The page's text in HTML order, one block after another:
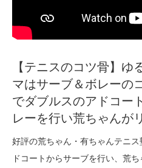
【テニスのコツ骨】
マはサーブ＆ボレーの
でダブルスのアドコー
レーを行い荒ちゃんが
好評の荒ちゃん・有ちゃんテニ
ドコートからサーブを行い、荒